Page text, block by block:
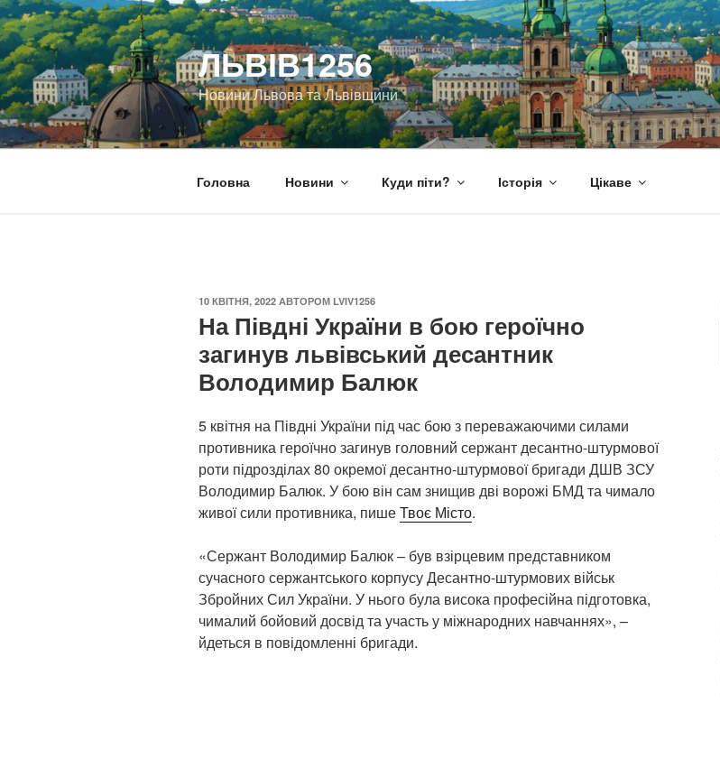
Перейти
до
вмісту
ЛЬВІВ1256
Новини Львова та Львівщини
Головна Новини Куди піти? Історія Цікаве
ОПУБЛІКОВАНО
10 КВІТНЯ, 2022 АВТОРОМ LVIV1256
На Півдні України в бою героїчно
загинув львівський десантник
Володимир Балюк
5 квітня на Півдні України під час бою з переважаючими силами
противника героїчно загинув головний сержант десантно-штурмової
роти підрозділах 80 окремої десантно-штурмової бригади ДШВ ЗСУ
Володимир Балюк. У бою він сам знищив дві ворожі БМД та чимало
живої сили противника, пишеТвоє Місто.
«Сержант Володимир Балюк – був взірцевим представником
сучасного сержантського корпусу Десантно-штурмових військ
Збройних Сил України. У нього була висока професійна підготовка,
чималий бойовий досвід та участь у міжнародних навчаннях», –
йдеться в повідомленні бригади.